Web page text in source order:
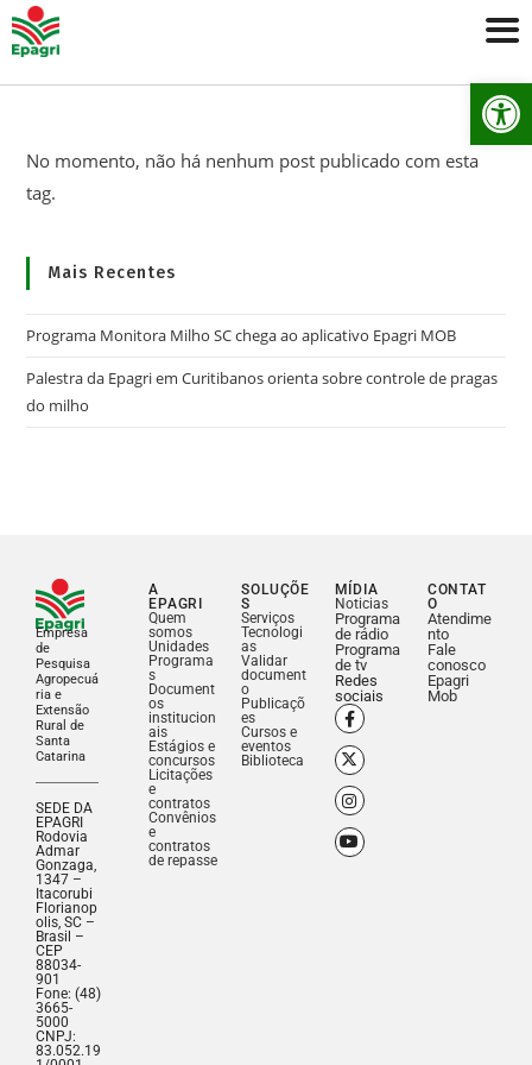
No momento, não há nenhum post publicado com esta
tag.
Mais Recentes
Programa Monitora Milho SC chega ao aplicativo Epagri MOB
Palestra da Epagri em Curitibanos orienta sobre controle de pragas
do milho
Empresa
de
Pesquisa
Agropecuá
ria e
Extensão
Rural de
Santa
Catarina
SEDE DA
EPAGRI
Rodovia
Admar
Gonzaga,
1347 –
Itacorubi
Florianop
olis, SC –
Brasil –
CEP
88034-
901
Fone: (48)
3665-
5000
CNPJ:
83.052.19
A
EPAGRI
Quem
somos
Unidades
Programa
s
Document
os
institucion
ais
Estágios e
concursos
Licitações
e
contratos
Convênios
e
contratos
de repasse
SOLUÇÕE
S
Serviços
Tecnologi
as
Validar
document
o
Publicaçõ
es
Cursos e
eventos
Biblioteca
MÍDIA
Noticias
Programa
de rádio
Programa
de tv
Redes
sociais
CONTAT
O
Atendime
nto
Fale
conosco
Epagri
Mob